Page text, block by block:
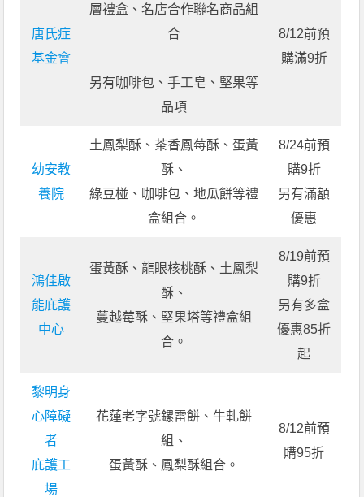
唐氏症
基金會
層禮盒、名店合作聯名商品組
合
另有咖啡包、手工皂、堅果等
品項
8/12前預
購滿9折
幼安教
養院
土鳳梨酥、茶香鳳莓酥、蛋黃
酥、
綠豆椪、咖啡包、地瓜餅等禮
盒組合。
8/24前預
購9折
另有滿額
優惠
鴻佳啟
能庇護
中心
蛋黃酥、龍眼核桃酥、土鳳梨
酥、
蔓越莓酥、堅果塔等禮盒組
合。
8/19前預
購9折
另有多盒
優惠85折
起
黎明身
心障礙
者
庇護工
場
花蓮老字號鏍雷餅、牛軋餅
組、
蛋黃酥、鳳梨酥組合。
8/12前預
購95折